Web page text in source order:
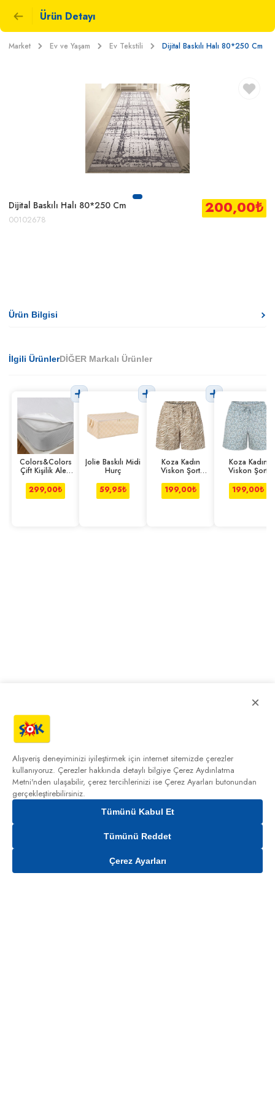
Ürün Detayı
Market Ev ve Yaşam Ev Tekstili Dijital Baskılı Halı 80*250 Cm
Dijital Baskılı Halı 80*250 Cm
00102678
200,00₺
Gelince Haber Ver
Ürün Bilgisi
İlgili ÜrünlerDİĞER Markalı Ürünler
Colors&Colors
Çift Kişilik Alez
299,00₺
Jolie Baskılı Midi
Hurç
59,95₺
Koza Kadın
Viskon Şort
199,00₺
Koza Kadın
Viskon Şort
199,00₺
×
Alışveriş deneyiminizi iyileştirmek için internet sitemizde çerezler
kullanıyoruz. Çerezler hakkında detaylı bilgiye Çerez Aydınlatma
Metni'nden ulaşabilir, çerez tercihlerinizi ise Çerez Ayarları butonundan
gerçekleştirebilirsiniz.
Tümünü Kabul Et
Tümünü Reddet
Çerez Ayarları